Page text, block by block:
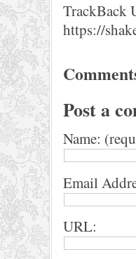
TrackBack
https://
Post a
Name:
Email
URL: